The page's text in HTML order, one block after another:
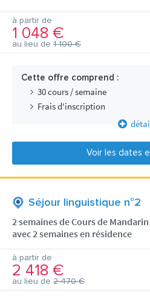
à partir de
1 048 €
au lieu de 1 100 €
Cette offre comprend :
30 cours / semaine
Frais d'inscription
Voir les dates
Séjour linguistique n°2
2 semaines de Cours de
avec 2 semaines en résidence
à partir de
2 418 €
au lieu de 2 470 €